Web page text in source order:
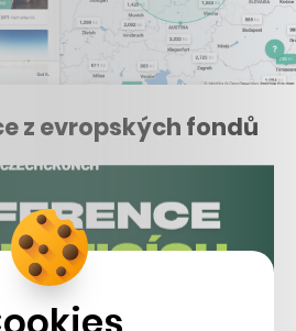
z evropských fondů